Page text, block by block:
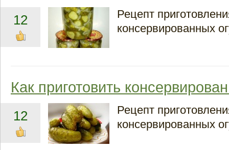
12
Рецепт
консервированных
Как приготовить
12
Рецепт
консервированных